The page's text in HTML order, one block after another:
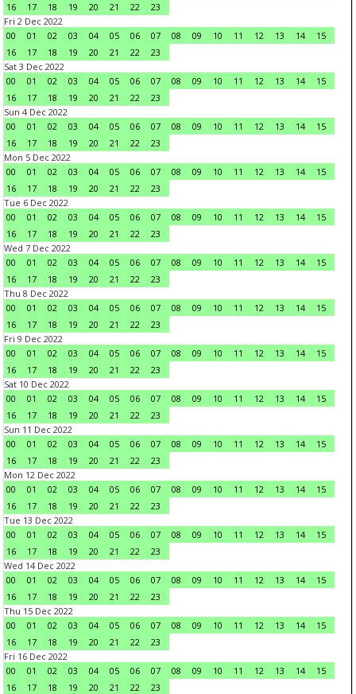
16
17 18 19 20 21 22
23
Fri 2 Dec 2022
00
01 02 03 04 05 06 07 08 09 10 11 12 13 14
15
16
17 18 19 20 21 22
23
Sat 3 Dec 2022
00
01 02 03 04 05 06 07 08 09 10 11 12 13 14
15
16
17 18 19 20 21 22
23
Sun 4 Dec 2022
00
01 02 03 04 05 06 07 08 09 10 11 12 13 14
15
16
17 18 19 20 21 22
23
Mon 5 Dec 2022
00
01 02 03 04 05 06 07 08 09 10 11 12 13 14
15
16
17 18 19 20 21 22
23
Tue 6 Dec 2022
00
01 02 03 04 05 06 07 08 09 10 11 12 13 14
15
16
17 18 19 20 21 22
23
Wed 7 Dec 2022
00
01 02 03 04 05 06 07 08 09 10 11 12 13 14
15
16
17 18 19 20 21 22
23
Thu 8 Dec 2022
00
01 02 03 04 05 06 07 08 09 10 11 12 13 14
15
16
17 18 19 20 21 22
23
Fri 9 Dec 2022
00
01 02 03 04 05 06 07 08 09 10 11 12 13 14
15
16
17 18 19 20 21 22
23
Sat 10 Dec 2022
00
01 02 03 04 05 06 07 08 09 10 11 12 13 14
15
16
17 18 19 20 21 22
23
Sun 11 Dec 2022
00
01 02 03 04 05 06 07 08 09 10 11 12 13 14
15
16
17 18 19 20 21 22
23
Mon 12 Dec 2022
00
01 02 03 04 05 06 07 08 09 10 11 12 13 14
15
16
17 18 19 20 21 22
23
Tue 13 Dec 2022
00
01 02 03 04 05 06 07 08 09 10 11 12 13 14
15
16
17 18 19 20 21 22
23
Wed 14 Dec 2022
00
01 02 03 04 05 06 07 08 09 10 11 12 13 14
15
16
17 18 19 20 21 22
23
Thu 15 Dec 2022
00
01 02 03 04 05 06 07 08 09 10 11 12 13 14
15
16
17 18 19 20 21 22
23
Fri 16 Dec 2022
00
01 02 03 04 05 06 07 08 09 10 11 12 13 14
15
16
17 18 19 20 21 22
23